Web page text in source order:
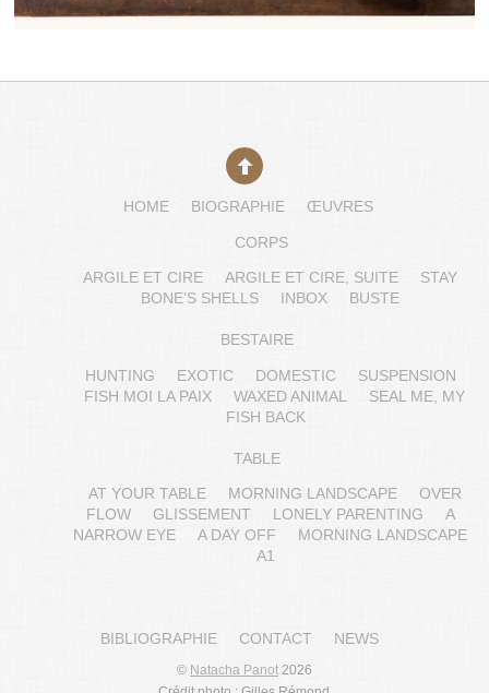
HOME BIOGRAPHIE ŒUVRES
CORPS
ARGILE ET CIRE ARGILE ET CIRE, SUITE
STAY
BONE’S SHELLS
INBOX BUSTE
BESTAIRE
HUNTING EXOTIC DOMESTIC
SUSPENSION
FISH MOI LA PAIX
WAXED ANIMAL
SEAL ME, MY
FISH BACK
TABLE
AT YOUR TABLE MORNING LANDSCAPE
OVER
FLOW
GLISSEMENT LONELY PARENTING
A
NARROW EYE
A DAY OFF
MORNING LANDSCAPE
A1
BIBLIOGRAPHIE CONTACT NEWS
© Natacha Panot2026